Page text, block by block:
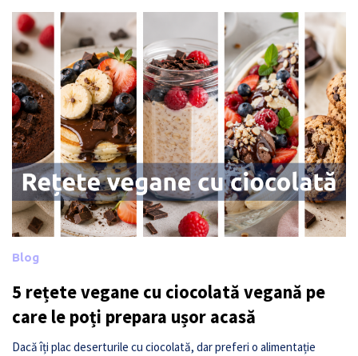
Blog
5 rețete vegane cu ciocolată vegană pe
care le poți prepara ușor acasă
Dacă îți plac deserturile cu ciocolată, dar preferi o alimentație